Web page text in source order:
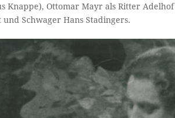
Knappe), Ottomar Mayr als Ritter
Schwager Hans Stadingers.